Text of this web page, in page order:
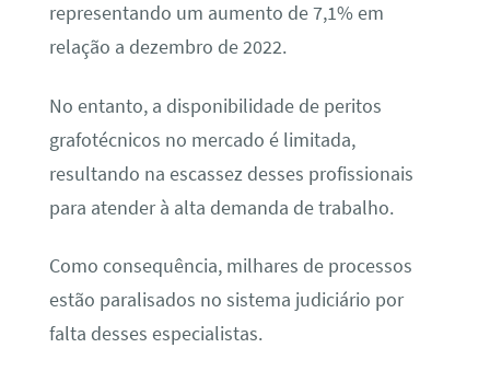
representando um aumento de 7,1% em
relação a dezembro de 2022.
No entanto, a disponibilidade de peritos
grafotécnicos no mercado é limitada,
resultando na escassez desses profissionais
para atender à alta demanda de trabalho.
Como consequência, milhares de processos
estão paralisados no sistema judiciário por
falta desses especialistas.